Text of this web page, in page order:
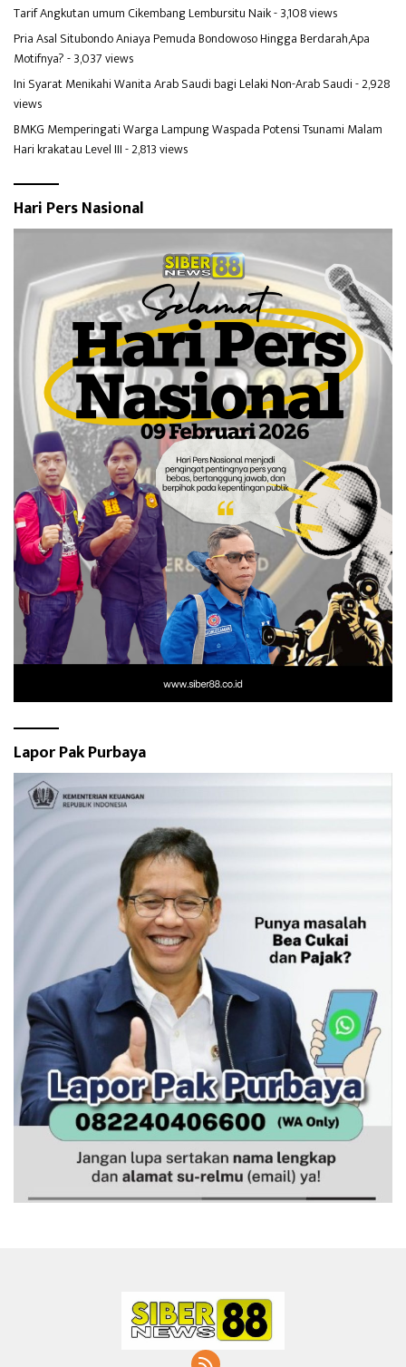
Tarif Angkutan umum Cikembang Lembursitu Naik- 3,108 views
Pria Asal Situbondo Aniaya Pemuda Bondowoso Hingga Berdarah,Apa
Motifnya?- 3,037 views
Ini Syarat Menikahi Wanita Arab Saudi bagi Lelaki Non-Arab Saudi- 2,928
views
BMKG Memperingati Warga Lampung Waspada Potensi Tsunami Malam
Hari krakatau Level III- 2,813 views
Hari Pers Nasional
Lapor Pak Purbaya